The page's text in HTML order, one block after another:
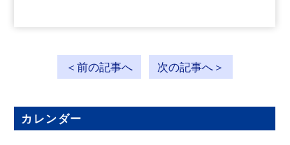
＜前の記事へ 次の記事へ＞
カレンダー